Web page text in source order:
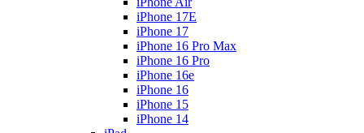
iPhone 17E
iPhone 17
iPhone 16 Pro Max
iPhone 16 Pro
iPhone 16e
iPhone 16
iPhone 15
iPhone 14